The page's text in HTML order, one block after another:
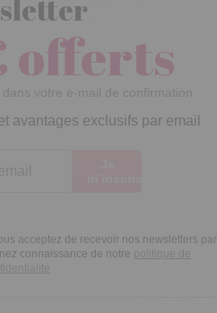
offerts
votre e-mail de confirmation
avantages exclusifs par email
acceptez de recevoir nos newsletters par
connaissance de notre politique de